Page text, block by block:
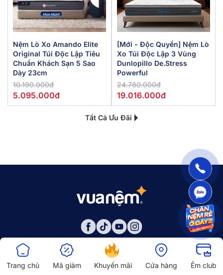
Nệm Lò Xo Amando Elite
Original Túi Độc Lập Tiêu
Chuẩn Khách Sạn 5 Sao
Dày 23cm
10.190.000đ
5.095.000đ
[Mới - Độc Quyền] Nệm Lò
Xo Túi Độc Lập 3 Vùng
Dunlopillo De.Stress
Powerful
24.780.000đ
19.016.000đ
Tất Cả Ưu Đãi
Trang chủ Mã giảm Khuyến mãi Cửa hàng Êm club